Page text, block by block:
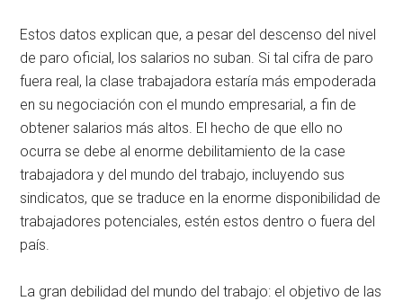
Estos datos explican que, a pesar del descenso del nivel
de paro oficial, los salarios no suban. Si tal cifra de paro
fuera real, la clase trabajadora estaría más empoderada
en su negociación con el mundo empresarial, a fin de
obtener salarios más altos. El hecho de que ello no
ocurra se debe al enorme debilitamiento de la case
trabajadora y del mundo del trabajo, incluyendo sus
sindicatos, que se traduce en la enorme disponibilidad de
trabajadores potenciales, estén estos dentro o fuera del
país.
La gran debilidad del mundo del trabajo: el objetivo de las